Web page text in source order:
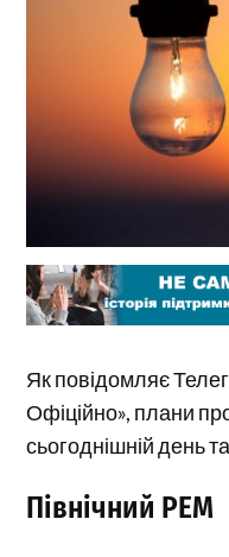
Як повідомляє
Офіційно», плани
сьогоднішній день
Північний РЕМ